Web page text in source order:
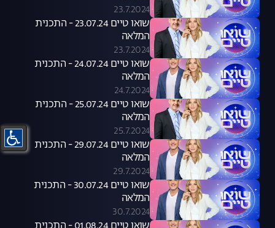
23.7.2024
שואו טיים 23.07.24 - התכנית
המלאה
23.7.2024
שואו טיים 24.07.24 - התכנית
המלאה
24.7.2024
שואו טיים 25.07.24 - התכנית
המלאה
25.7.2024
שואו טיים 29.07.24 - התכנית
המלאה
29.7.2024
שואו טיים 30.07.24 - התכנית
המלאה
30.7.2024